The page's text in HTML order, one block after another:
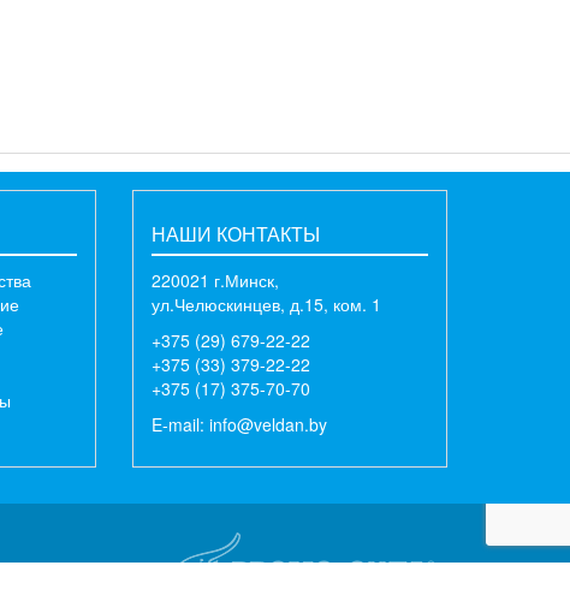
НАШИ КОНТАКТЫ
220021 г.Минск,
ул.Челюскинцев, д.15, ком. 1
+375 (29) 679-22-22
+375 (33) 379-22-22
+375 (17) 375-70-70
E-mail: info@veldan.by